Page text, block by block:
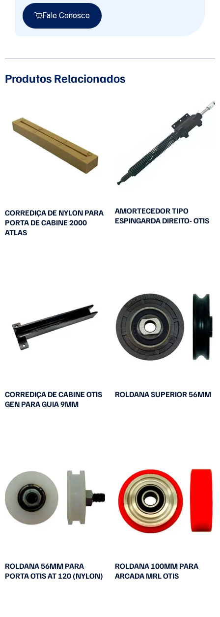
Fale Conosco
Produtos Relacionados
CORREDIÇA DE NYLON PARA
PORTA DE CABINE 2000
ATLAS
AMORTECEDOR TIPO
ESPINGARDA DIREITO- OTIS
CORREDIÇA DE CABINE OTIS
GEN PARA GUIA 9MM
ROLDANA SUPERIOR 56MM
ROLDANA 56MM PARA
PORTA OTIS AT 120 (NYLON)
ROLDANA 100MM PARA
ARCADA MRL OTIS